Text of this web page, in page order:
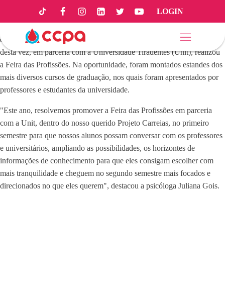
LOGIN
No último dia 2, estudantes do Ensino Médio do CCPA tiveram a
oportunidade de explorar o mundo das profissões e vivenciar
experiências de cada área em mais uma ação do Projeto Carreiras, que
desta vez, em parceria com a Universidade Tiradentes (Unit), realizou
a Feira das Profissões. Na oportunidade, foram montados estandes dos
mais diversos cursos de graduação, nos quais foram apresentados por
professores e estudantes da universidade.
"Este ano, resolvemos promover a Feira das Profissões em parceria
com a Unit, dentro do nosso querido Projeto Carreias, no primeiro
semestre para que nossos alunos possam conversar com os professores
e universitários, ampliando as possibilidades, os horizontes de
informações de conhecimento para que eles consigam escolher com
mais tranquilidade e cheguem no segundo semestre mais focados e
direcionados no que eles querem", destacou a psicóloga Juliana Gois.